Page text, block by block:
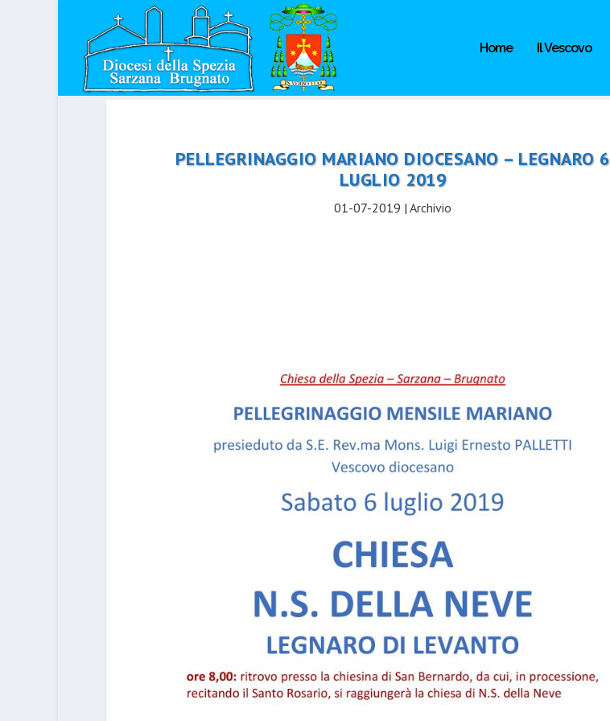
Home Il Vescovo
PELLEGRINAGGIO MARIANO DIOCESANO – LEGNARO 6
LUGLIO 2019
01-07-2019 | Archivio